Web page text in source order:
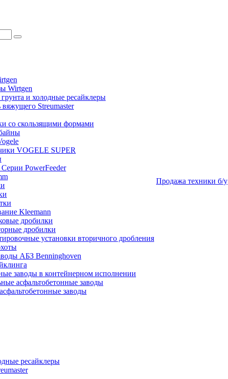
Wirtgen
и холодные ресайклеры
вяжущего Streumaster
со скользящими формами
VOGELE SUPER
PowerFeeder
Kleemann
дробилки
дробилки
установки вторичного дробления
АБЗ Benninghoven
заводы в контейнерном исполнении
асфальтобетонные заводы
заводы
Продажа техники б/у
ресайклеры